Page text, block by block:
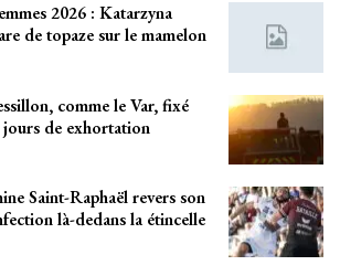
2026 : Katarzyna
de topaze sur le mamelon
comme le Var, fixé
de exhortation
Saint-Raphaël revers son
là-dedans la étincelle